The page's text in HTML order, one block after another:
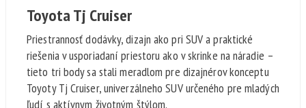
Toyota Tj Cruiser
Priestrannosť dodávky, dizajn ako pri SUV a praktické
riešenia v usporiadaní priestoru ako v skrinke na náradie –
tieto tri body sa stali meradlom pre dizajnérov konceptu
Toyoty Tj Cruiser, univerzálneho SUV určeného pre mladých
ľudí s aktívnym životným štýlom.